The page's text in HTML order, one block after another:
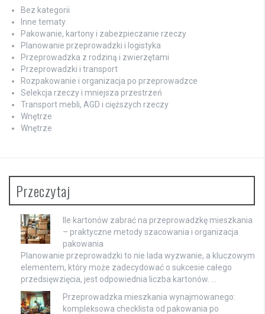
Bez kategorii
Inne tematy
Pakowanie, kartony i zabezpieczanie rzeczy
Planowanie przeprowadzki i logistyka
Przeprowadzka z rodziną i zwierzętami
Przeprowadzki i transport
Rozpakowanie i organizacja po przeprowadzce
Selekcja rzeczy i mniejsza przestrzeń
Transport mebli, AGD i cięższych rzeczy
Wnętrze
Wnętrze
Przeczytaj
Ile kartonów zabrać na przeprowadzkę mieszkania
– praktyczne metody szacowania i organizacja
pakowania
Planowanie przeprowadzki to nie lada wyzwanie, a kluczowym
elementem, który może zadecydować o sukcesie całego
przedsięwzięcia, jest odpowiednia liczba kartonów. …
Przeprowadzka mieszkania wynajmowanego:
kompleksowa checklista od pakowania po